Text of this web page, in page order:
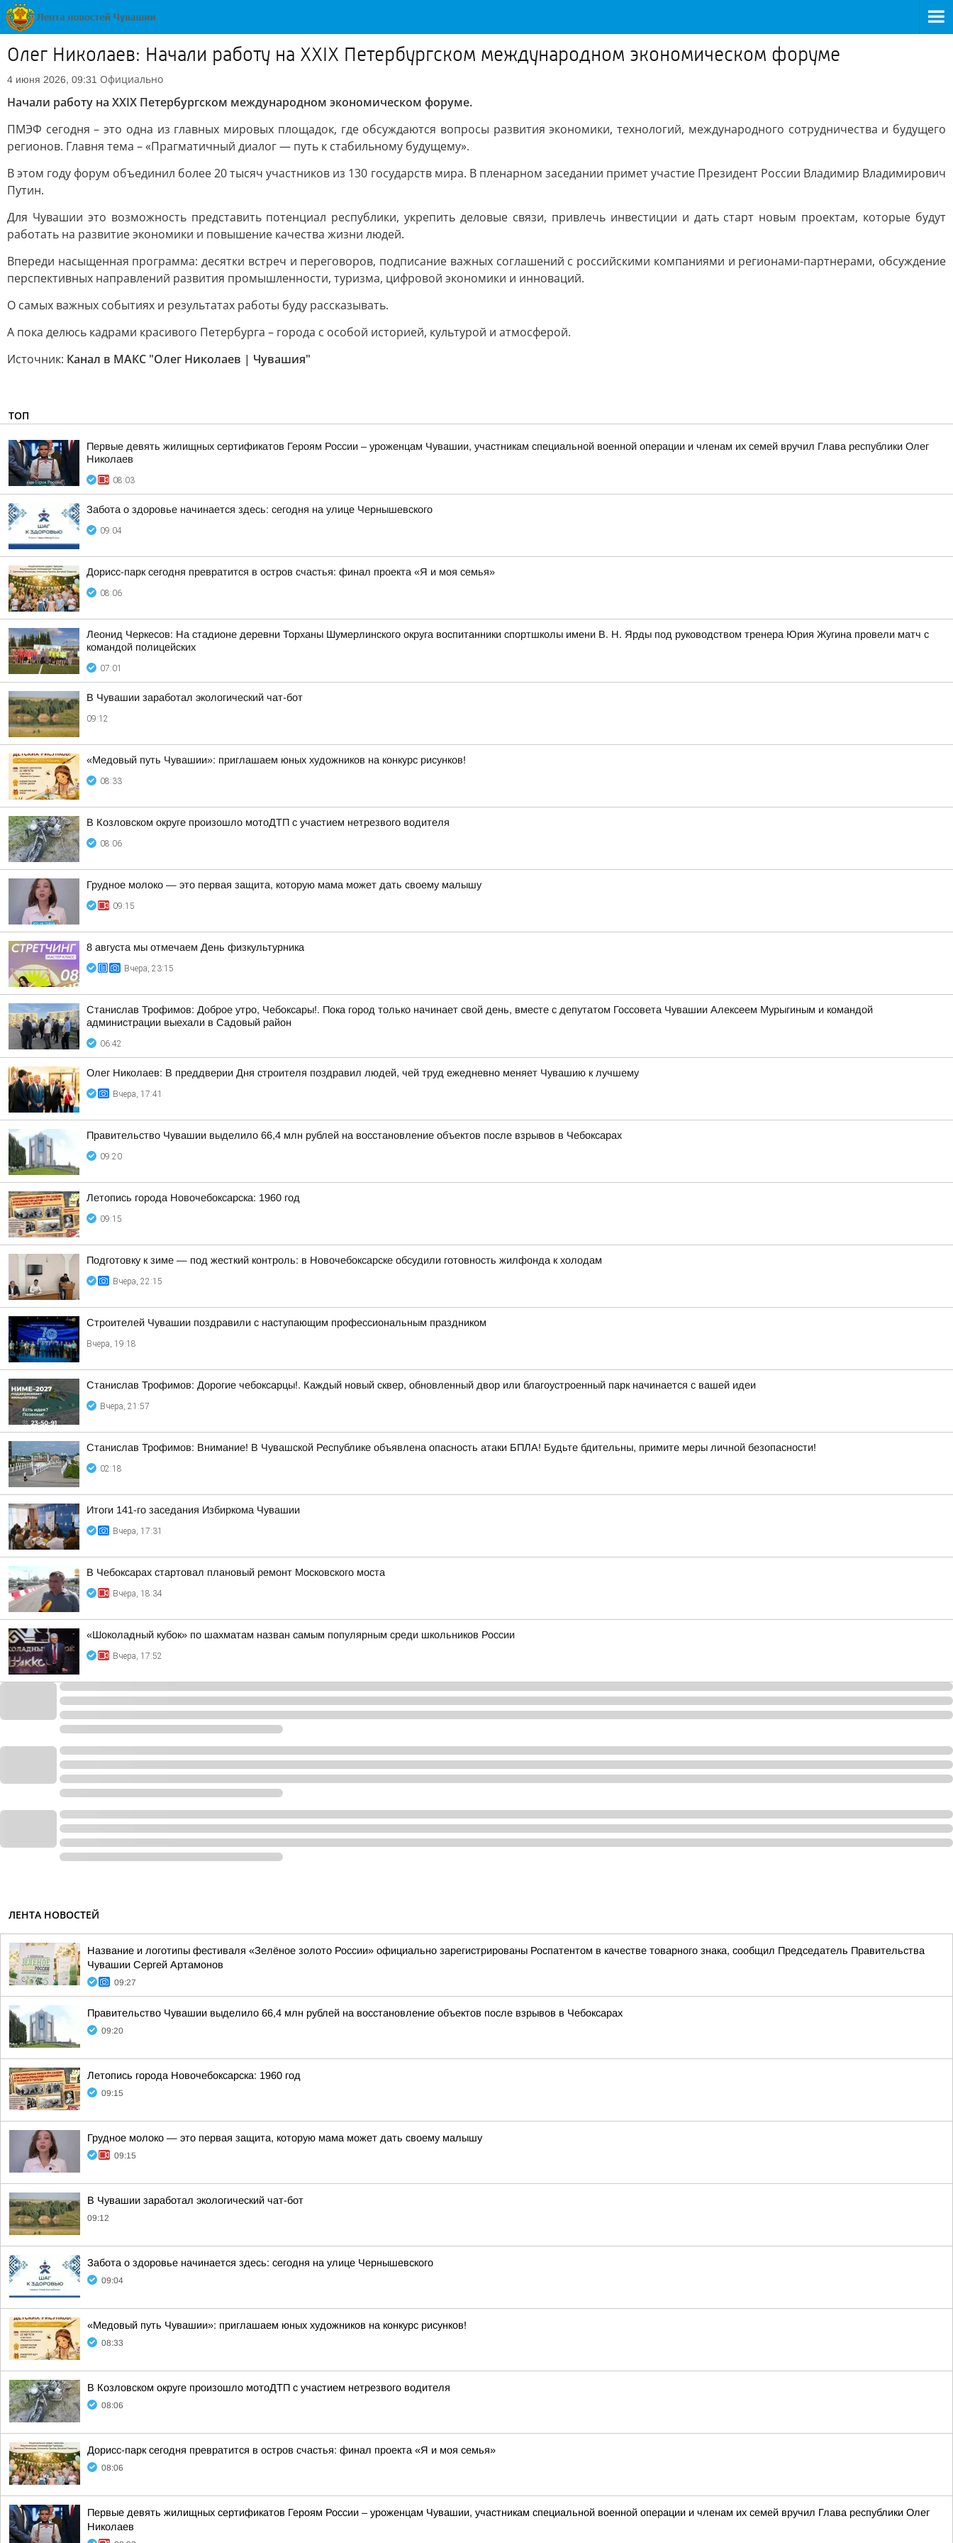
Олег Николаев: Начали работу на XXIX Петербургском международном экономическом форуме
4 июня 2026, 09:31 Официально
Начали работу на XXIX Петербургском международном экономическом форуме.
ПМЭФ сегодня – это одна из главных мировых площадок, где обсуждаются вопросы развития экономики, технологий, международного сотрудничества и будущего
регионов. Главня тема – «Прагматичный диалог — путь к стабильному будущему».
В этом году форум объединил более 20 тысяч участников из 130 государств мира. В пленарном заседании примет участие Президент России Владимир Владимирович
Путин.
Для Чувашии это возможность представить потенциал республики, укрепить деловые связи, привлечь инвестиции и дать старт новым проектам, которые будут
работать на развитие экономики и повышение качества жизни людей.
Впереди насыщенная программа: десятки встреч и переговоров, подписание важных соглашений с российскими компаниями и регионами-партнерами, обсуждение
перспективных направлений развития промышленности, туризма, цифровой экономики и инноваций.
О самых важных событиях и результатах работы буду рассказывать.
А пока делюсь кадрами красивого Петербурга – города с особой историей, культурой и атмосферой.
Источник: Канал в МАКС "Олег Николаев | Чувашия"
ТОП
Первые девять жилищных сертификатов Героям России – уроженцам Чувашии, участникам специальной военной операции и членам их семей вручил Глава республики Олег
Николаев
08:03
Забота о здоровье начинается здесь: сегодня на улице Чернышевского
09:04
Дорисс-парк сегодня превратится в остров счастья: финал проекта «Я и моя семья»
08:06
Леонид Черкесов: На стадионе деревни Торханы Шумерлинского округа воспитанники спортшколы имени В. Н. Ярды под руководством тренера Юрия Жугина провели матч с
командой полицейских
07:01
В Чувашии заработал экологический чат-бот
09:12
«Медовый путь Чувашии»: приглашаем юных художников на конкурс рисунков!
08:33
В Козловском округе произошло мотоДТП с участием нетрезвого водителя
08:06
Грудное молоко — это первая защита, которую мама может дать своему малышу
09:15
8 августа мы отмечаем День физкультурника
Вчера, 23:15
Станислав Трофимов: Доброе утро, Чебоксары!. Пока город только начинает свой день, вместе с депутатом Госсовета Чувашии Алексеем Мурыгиным и командой
администрации выехали в Садовый район
06:42
Олег Николаев: В преддверии Дня строителя поздравил людей, чей труд ежедневно меняет Чувашию к лучшему
Вчера, 17:41
Правительство Чувашии выделило 66,4 млн рублей на восстановление объектов после взрывов в Чебоксарах
09:20
Летопись города Новочебоксарска: 1960 год
09:15
Подготовку к зиме — под жесткий контроль: в Новочебоксарске обсудили готовность жилфонда к холодам
Вчера, 22:15
Строителей Чувашии поздравили с наступающим профессиональным праздником
Вчера, 19:18
Станислав Трофимов: Дорогие чебоксарцы!. Каждый новый сквер, обновленный двор или благоустроенный парк начинается с вашей идеи
Вчера, 21:57
Станислав Трофимов: Внимание! В Чувашской Республике объявлена опасность атаки БПЛА! Будьте бдительны, примите меры личной безопасности!
02:18
Итоги 141-го заседания Избиркома Чувашии
Вчера, 17:31
В Чебоксарах стартовал плановый ремонт Московского моста
Вчера, 18:34
«Шоколадный кубок» по шахматам назван самым популярным среди школьников России
Вчера, 17:52
ЛЕНТА НОВОСТЕЙ
Название и логотипы фестиваля «Зелёное золото России» официально зарегистрированы Роспатентом в качестве товарного знака, сообщил Председатель Правительства
Чувашии Сергей Артамонов
09:27
Правительство Чувашии выделило 66,4 млн рублей на восстановление объектов после взрывов в Чебоксарах
09:20
Летопись города Новочебоксарска: 1960 год
09:15
Грудное молоко — это первая защита, которую мама может дать своему малышу
09:15
В Чувашии заработал экологический чат-бот
09:12
Забота о здоровье начинается здесь: сегодня на улице Чернышевского
09:04
«Медовый путь Чувашии»: приглашаем юных художников на конкурс рисунков!
08:33
В Козловском округе произошло мотоДТП с участием нетрезвого водителя
08:06
Дорисс-парк сегодня превратится в остров счастья: финал проекта «Я и моя семья»
08:06
Первые девять жилищных сертификатов Героям России – уроженцам Чувашии, участникам специальной военной операции и членам их семей вручил Глава республики Олег
Николаев